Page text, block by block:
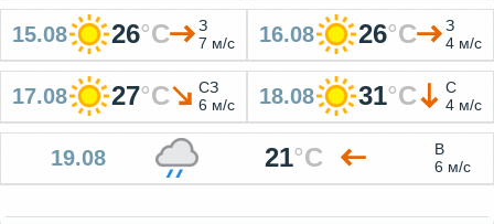
15.08 26°C
З
7 м/с
16.08 26°C
З
4 м/с
17.08 27°C
СЗ
6 м/с
18.08 31°C
С
4 м/с
19.08 21°C
В
6 м/с